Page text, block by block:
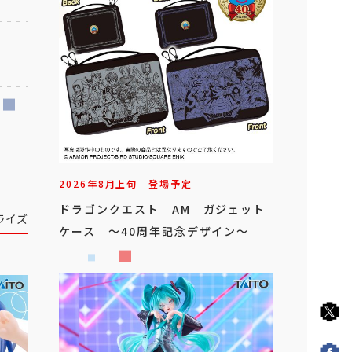
イズ
2026年8月上旬 登場予定
ドラゴンクエスト AM ガジェット
ケース ～40周年記念デザイン～